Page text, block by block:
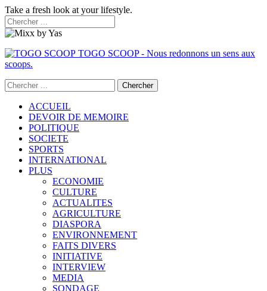
Take a fresh look at your lifestyle.
TOGO SCOOP - Nous redonnons un sens aux
scoops.
ACCUEIL
DEVOIR DE MEMOIRE
POLITIQUE
SOCIETE
SPORTS
INTERNATIONAL
PLUS
ECONOMIE
CULTURE
ACTUALITES
AGRICULTURE
DIASPORA
ENVIRONNEMENT
FAITS DIVERS
INITIATIVE
INTERVIEW
MEDIA
SONDAGE